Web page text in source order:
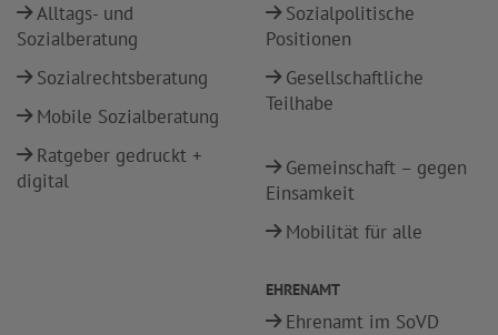
Alltags- und
Sozialberatung
Sozialrechtsberatung
Mobile Sozialberatung
Ratgeber gedruckt +
digital
Sozialpolitische
Positionen
Gesellschaftliche
Teilhabe
Gemeinschaft – gegen
Einsamkeit
Mobilität für alle
EHRENAMT
Ehrenamt im SoVD